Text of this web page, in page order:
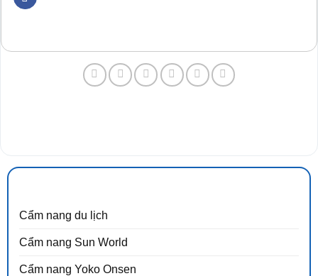
Cẩm nang du lịch
Cẩm nang Sun World
Cẩm nang Yoko Onsen